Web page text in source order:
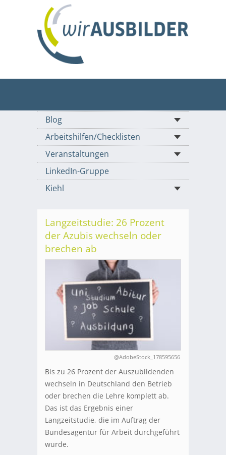
Blog
Arbeitshilfen/Checklisten
Veranstaltungen
LinkedIn-Gruppe
Kiehl
Langzeitstudie: 26 Prozent
der Azubis wechseln oder
brechen ab
@AdobeStock_178595656
Bis zu 26 Prozent der Auszubildenden
wechseln in Deutschland den Betrieb
oder brechen die Lehre komplett ab.
Das ist das Ergebnis einer
Langzeitstudie, die im Auftrag der
Bundesagentur für Arbeit durchgeführt
wurde.